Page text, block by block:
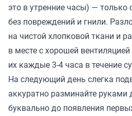
это в утренние часы) — только
без повреждений и гнили.
на чистой хлопковой ткани и
в месте с хорошей
их каждые 3-4 часа в течение
На следующий день слегка
аккуратно разминайте руками
буквально до появления